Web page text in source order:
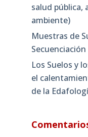
salud pública,
ambiente)
Muestras de
Los Suelos y
el
de la